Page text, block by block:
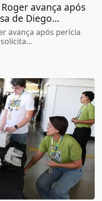
avança após
de Diego...
avança após perícia